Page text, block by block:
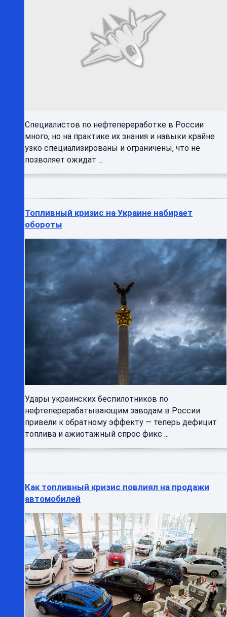
Специалистов по нефтепереработке в России
много, но на практике их знания и навыки крайне
узко специализированы и ограничены, что не
позволяет ожидат ...
Топливный кризис на Украине набирает
обороты
Удары украинских беспилотников по
нефтеперерабатывающим заводам в России
привели к обратному эффекту — теперь дефицит
топлива и ажиотажный спрос фикс ...
Как топливный кризис повлиял на продажи
автомобилей